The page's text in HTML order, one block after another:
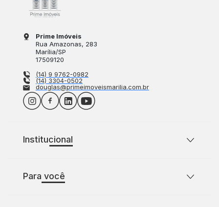
Prime Imóveis
Rua Amazonas, 283
Marília/SP
17509120
(14) 9 9762-0982
(14) 3304-0502
douglas@primeimoveismarilia.com.br
Institucional
Política de Privacidade
Para você